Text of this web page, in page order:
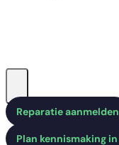
Reparatie aanmelden
Plan kennismaking in